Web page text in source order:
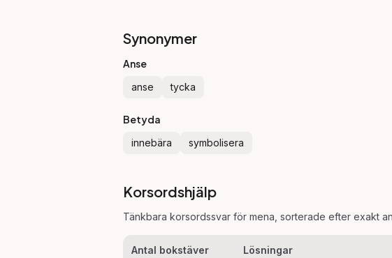
Synonymer
Anse
anse tycka
Betyda
innebära symbolisera
Korsordshjälp
Tänkbara korsordssvar för mena , sorterade efter exakt
Antal bokstäver Lösningar